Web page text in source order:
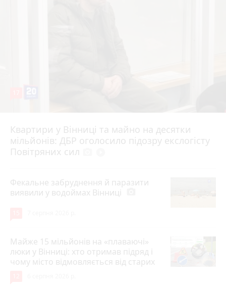
Квартири у Вінниці та майно на десятки
мільйонів: ДБР оголосило підозру екслогісту
Повітряних сил
6 серпня 2026 р.
Фекальне забруднення й паразити
виявили у водоймах Вінниці
Майже 15 мільйонів на «плаваючі»
люки у Вінниці: хто отримав підряд і
чому місто відмовляється від старих